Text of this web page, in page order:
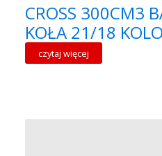
CROSS 300CM3
KOŁA 21/18
czytaj więcej